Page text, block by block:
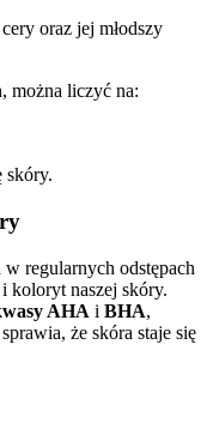
oraz jej młodszy
można liczyć na:
skóry.
w regularnych odstępach
i koloryt naszej skóry.
AHA i BHA,
że skóra staje się